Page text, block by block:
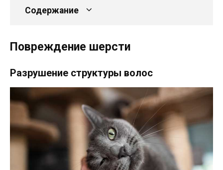
Содержание
Повреждение шерсти
Разрушение структуры волос